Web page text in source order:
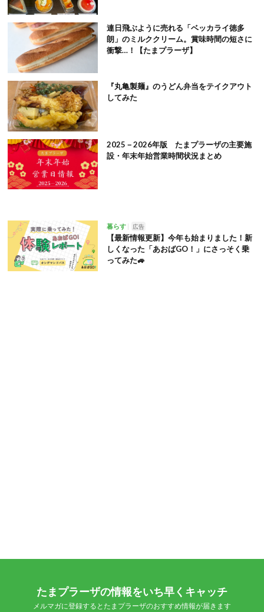
連日飛ぶように売れる「ベッカライ徳多
朗」のミルククリーム。賞味時間の短さに
衝撃…！【たまプラーザ】
『丸亀製麺』のうどん弁当をテイクアウト
してみた
2025－2026年版 たまプラーザの主要施
設・年末年始営業時間状況まとめ
暮らす 広告
【最新情報更新】今年も始まりました！新
しくなった「あおばGO！」にさっそく乗
ってみた🚙
たまプラーザの情報をいち早くキャッチ
メルマガに登録するとたまプラーザのおすすめ情報が届きます